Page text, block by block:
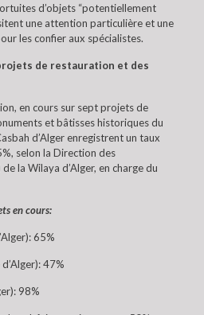
d’objets “potentiellement
une attention particulière et une
les confier aux spécialistes.
de restauration et des
en cours sur sept projets de
et bâtisses historiques du
d’Alger enregistrent un taux
selon la Direction des
la Wilaya d’Alger, en charge du
en cours:
65%
47%
98%